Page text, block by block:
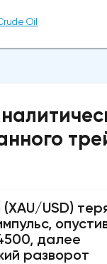
Oil
USD)
далее
разворот